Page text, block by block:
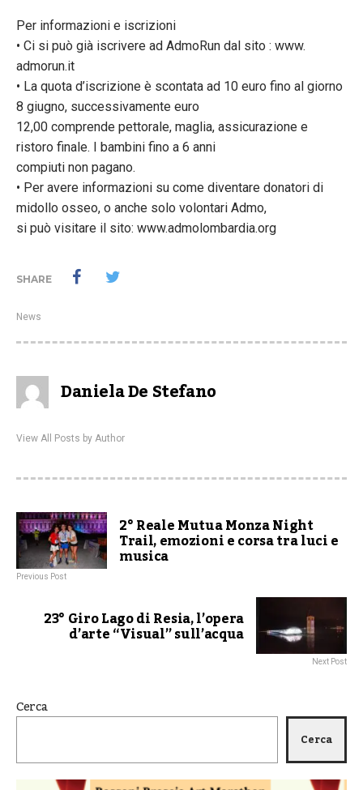
Per informazioni e iscrizioni
• Ci si può già iscrivere ad AdmoRun dal sito : www.
admorun.it
• La quota d’iscrizione è scontata ad 10 euro fino al giorno
8 giugno, successivamente euro
12,00 comprende pettorale, maglia, assicurazione e
ristoro finale. I bambini fino a 6 anni
compiuti non pagano.
• Per avere informazioni su come diventare donatori di
midollo osseo, o anche solo volontari Admo,
si può visitare il sito: www.admolombardia.org
SHARE
News
Daniela De Stefano
View All Posts by Author
2° Reale Mutua Monza Night
Trail, emozioni e corsa tra luci e
musica
Previous Post
23° Giro Lago di Resia, l’opera
d’arte “Visual” sull’acqua
Next Post
Cerca
Cerca